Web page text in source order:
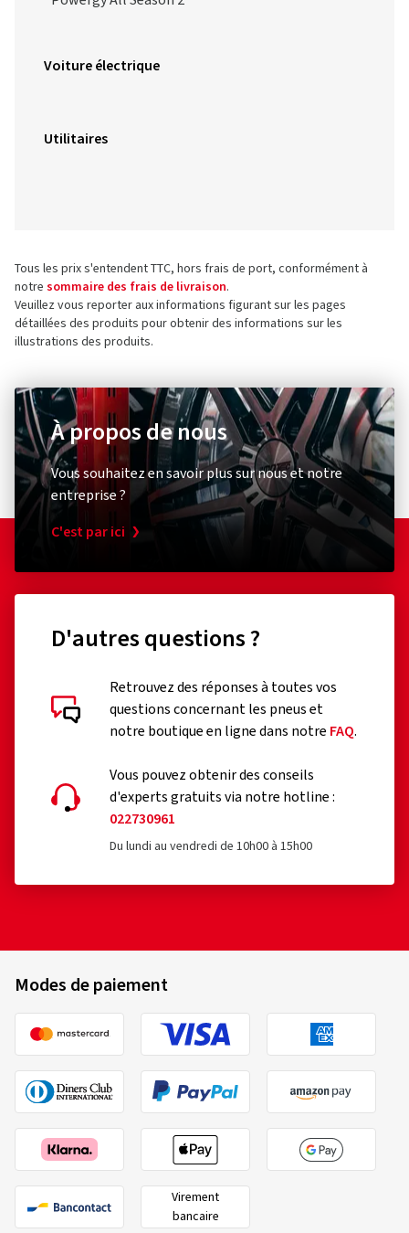
Voiture électrique
Utilitaires
Tous les prix s'entendent TTC, hors frais de port, conformément à
notre sommaire des frais de livraison.
Veuillez vous reporter aux informations figurant sur les pages
détaillées des produits pour obtenir des informations sur les
illustrations des produits.
À propos de nous
Vous souhaitez en savoir plus sur nous et notre
entreprise ?
C'est par ici
D'autres questions ?
Retrouvez des réponses à toutes vos
questions concernant les pneus et
notre boutique en ligne dans notre FAQ.
Vous pouvez obtenir des conseils
d'experts gratuits via notre hotline :
022730961
Du lundi au vendredi de 10h00 à 15h00
Modes de paiement
Virement
bancaire